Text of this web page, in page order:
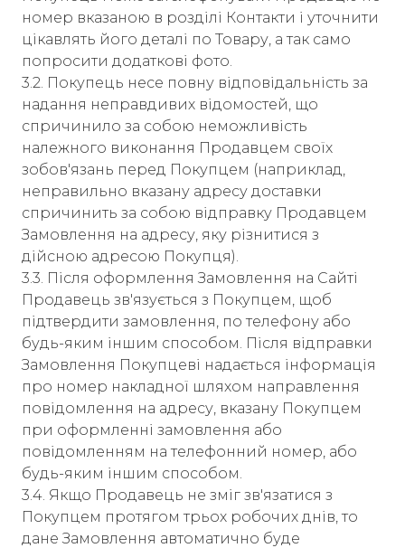
номер вказаною в розділі Контакти і уточнити
цікавлять його деталі по Товару, а так само
попросити додаткові фото.
3.2. Покупець несе повну відповідальність за
надання неправдивих відомостей, що
спричинило за собою неможливість
належного виконання Продавцем своїх
зобов'язань перед Покупцем (наприклад,
неправильно вказану адресу доставки
спричинить за собою відправку Продавцем
Замовлення на адресу, яку різнитися з
дійсною адресою Покупця).
3.3. Після оформлення Замовлення на Сайті
Продавець зв'язується з Покупцем, щоб
підтвердити замовлення, по телефону або
будь-яким іншим способом. Після відправки
Замовлення Покупцеві надається інформація
про номер накладної шляхом направлення
повідомлення на адресу, вказану Покупцем
при оформленні замовлення або
повідомленням на телефонний номер, або
будь-яким іншим способом.
3.4. Якщо Продавець не зміг зв'язатися з
Покупцем протягом трьох робочих днів, то
дане Замовлення автоматично буде